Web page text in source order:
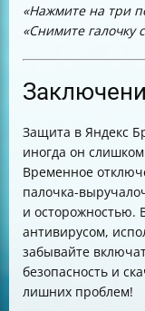
«Нажмите на три
«Снимите галочку
Защита в Яндекс
иногда он
Временное
палочка-
и осторожностью.
антивирусом,
забывайте
безопасность и
лишних проблем!